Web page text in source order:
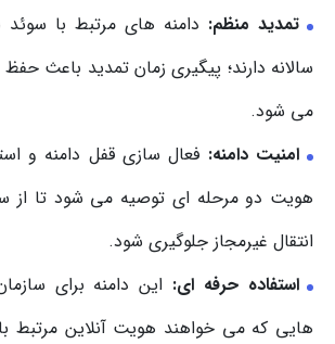
تمدید منظم: دامنه های مرتبط با سوئد
سالانه دارند؛ پیگیری زمان تمدید باعث
می شود.
امنیت دامنه: فعال سازی قفل دامنه و
هویت دو مرحله ای توصیه می شود تا از
انتقال غیرمجاز جلوگیری شود.
استفاده حرفه ای: این دامنه برای
هایی که می خواهند هویت آنلاین مرتبط